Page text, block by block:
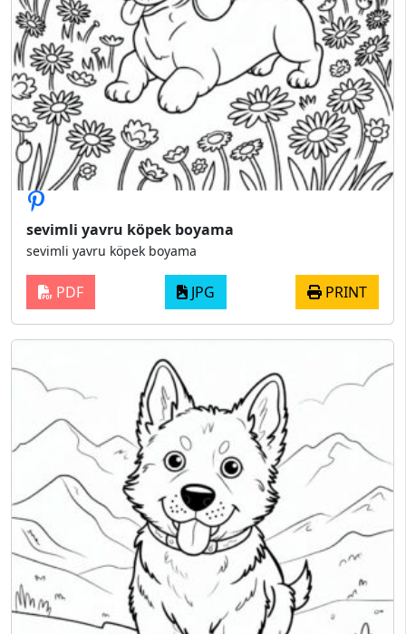
sevimli yavru köpek boyama
sevimli yavru köpek boyama
PDF JPG PRINT